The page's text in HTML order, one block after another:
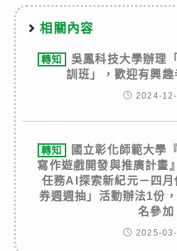
相關內容
轉知
吳鳳科技大學辦理
訓班」，歡迎有興趣
2024-
轉知
國立彰化師範大學
寫作遊戲開發與推廣計畫
任務AI探索新紀元－四
券週週抽」活動辦法1份
名參加
2025-